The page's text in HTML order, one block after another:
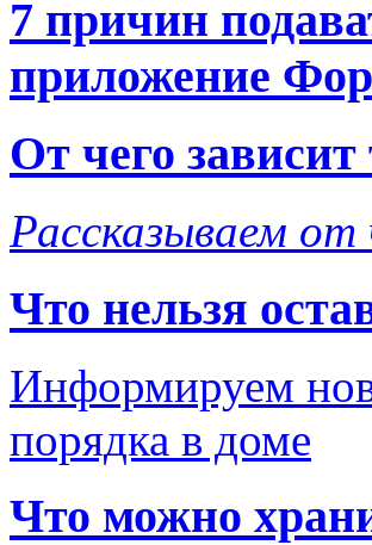
7 причин
приложение
От чего
Рассказываем от
Что нельзя
Информируем
порядка в доме
Что можно